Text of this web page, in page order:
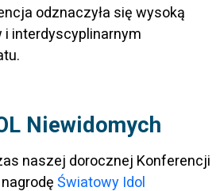
odznaczyła się wysoką
i interdyscyplinarnym
Niewidomych
naszej dorocznej Konferencji
Światowy Idol